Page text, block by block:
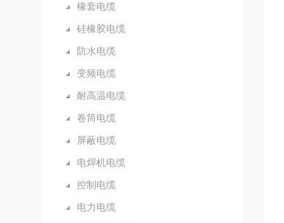
橡套电缆
硅橡胶电缆
防水电缆
变频电缆
耐高温电缆
卷筒电缆
屏蔽电缆
电焊机电缆
控制电缆
电力电缆